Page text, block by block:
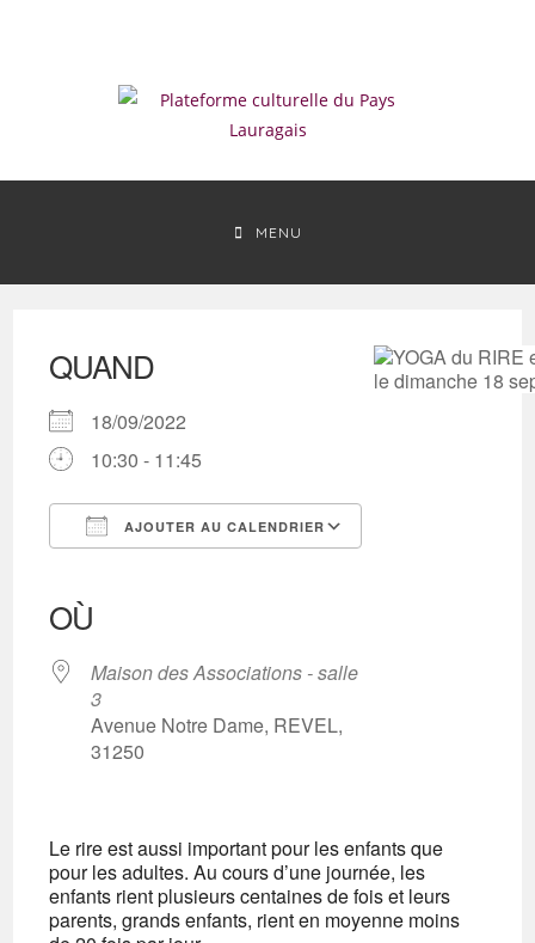
MENU
QUAND
18/09/2022
10:30 - 11:45
AJOUTER AU CALENDRIER
OÙ
Maison des Associations - salle
3
Avenue Notre Dame, REVEL,
31250
Le rire est aussi important pour les enfants que
pour les adultes. Au cours d’une journée, les
enfants rient plusieurs centaines de fois et leurs
parents, grands enfants, rient en moyenne moins